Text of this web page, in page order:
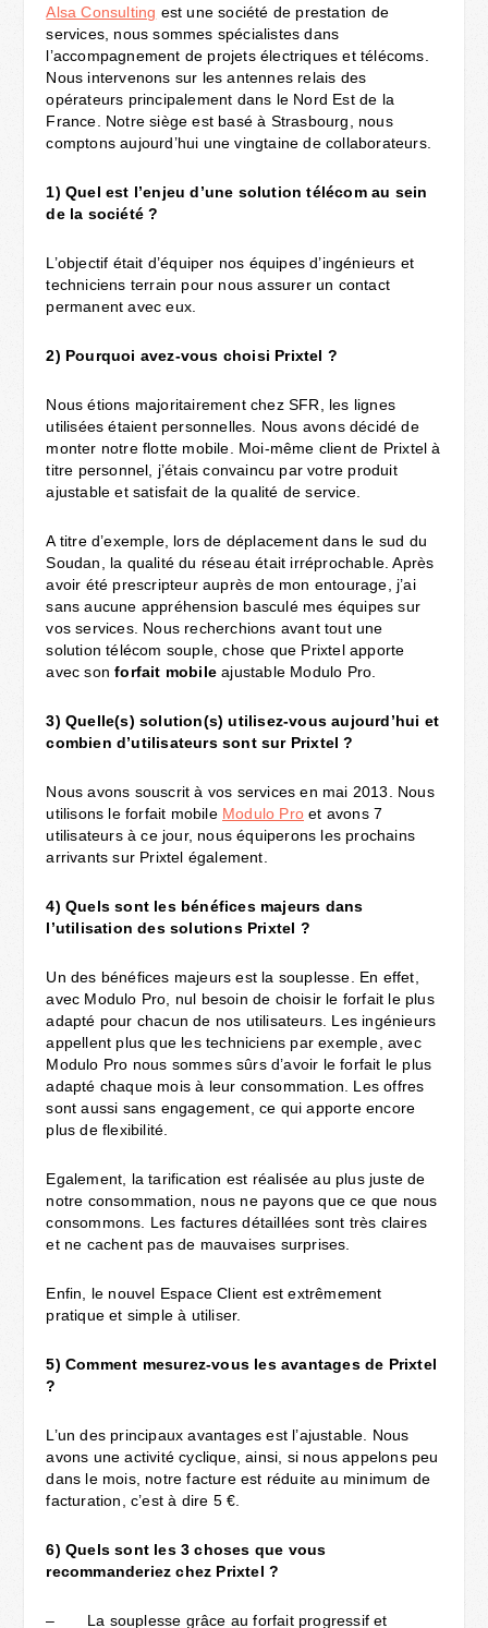
Alsa Consulting est une société de prestation de
services, nous sommes spécialistes dans
l’accompagnement de projets électriques et télécoms.
Nous intervenons sur les antennes relais des
opérateurs principalement dans le Nord Est de la
France. Notre siège est basé à Strasbourg, nous
comptons aujourd’hui une vingtaine de collaborateurs.
1) Quel est l’enjeu d’une solution télécom au sein
de la société ?
L’objectif était d’équiper nos équipes d’ingénieurs et
techniciens terrain pour nous assurer un contact
permanent avec eux.
2) Pourquoi avez-vous choisi Prixtel ?
Nous étions majoritairement chez SFR, les lignes
utilisées étaient personnelles. Nous avons décidé de
monter notre flotte mobile. Moi-même client de Prixtel à
titre personnel, j’étais convaincu par votre produit
ajustable et satisfait de la qualité de service.
A titre d’exemple, lors de déplacement dans le sud du
Soudan, la qualité du réseau était irréprochable. Après
avoir été prescripteur auprès de mon entourage, j’ai
sans aucune appréhension basculé mes équipes sur
vos services. Nous recherchions avant tout une
solution télécom souple, chose que Prixtel apporte
avec sonforfait mobile ajustable Modulo Pro.
3)Quelle(s) solution(s) utilisez-vous aujourd’hui et
combien d’utilisateurs sont sur Prixtel ?
Nous avons souscrit à vos services en mai 2013. Nous
utilisons le forfait mobile Modulo Pro et avons 7
utilisateurs à ce jour, nous équiperons les prochains
arrivants sur Prixtel également.
4)Quels sont les bénéfices majeurs dans
l’utilisation des solutions Prixtel ?
Un des bénéfices majeurs est la souplesse.
En effet,
avec Modulo Pro, nul besoin de choisir le forfait le plus
adapté pour chacun de nos utilisateurs. Les ingénieurs
appellent plus que les techniciens par exemple, avec
Modulo Pro nous sommes sûrs d’avoir le forfait le plus
adapté chaque mois à leur consommation. Les offres
sont aussi sans engagement, ce qui apporte encore
plus de flexibilité.
Egalement, la tarification est réalisée au plus juste de
notre consommation, nous ne payons que ce que nous
consommons. Les factures détaillées sont très claires
et ne cachent pas de mauvaises surprises.
Enfin, le nouvel Espace Client est extrêmement
pratique et simple à utiliser.
5)Comment mesurez-vous les avantages de Prixtel
?
L’un des principaux avantages est l’ajustable. Nous
avons une activité cyclique, ainsi, si nous appelons peu
dans le mois, notre facture est réduite au minimum de
facturation, c’est à dire 5 €.
6)Quels sont les 3 choses que vous
recommanderiez chez Prixtel ?
– La souplesse grâce au forfait progressif et